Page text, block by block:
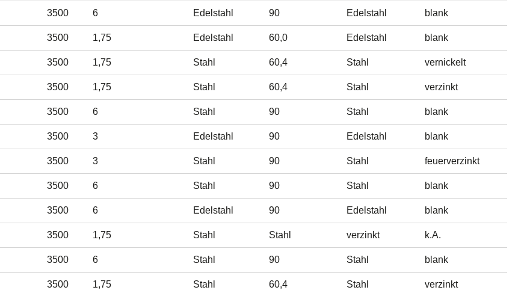
3500 6 Edelstahl 90 Edelstahl blank
3500 1,75 Edelstahl 60,0 Edelstahl blank
3500 1,75 Stahl 60,4 Stahl vernickelt
3500 1,75 Stahl 60,4 Stahl verzinkt
3500 6 Stahl 90 Stahl blank
3500 3 Edelstahl 90 Edelstahl blank
3500 3 Stahl 90 Stahl feuerverzinkt
3500 6 Stahl 90 Stahl blank
3500 6 Edelstahl 90 Edelstahl blank
3500 1,75 Stahl Stahl verzinkt k.A.
3500 6 Stahl 90 Stahl blank
3500 1,75 Stahl 60,4 Stahl verzinkt